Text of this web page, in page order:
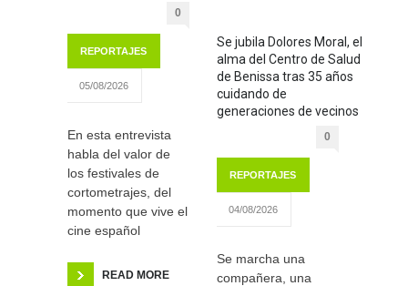
0
REPORTAJES
05/08/2026
En esta entrevista
habla del valor de
los festivales de
cortometrajes, del
momento que vive el
cine español
READ MORE
Se jubila Dolores Moral, el
alma del Centro de Salud
de Benissa tras 35 años
cuidando de
generaciones de vecinos
0
REPORTAJES
04/08/2026
Se marcha una
compañera, una